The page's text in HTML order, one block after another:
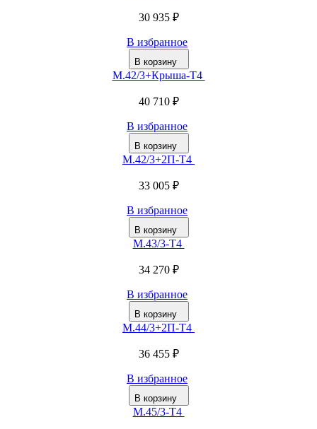
30 935 ₽
В избранное
В корзину
М.42/3+Крыша-Т4
40 710 ₽
В избранное
В корзину
М.42/3+2П-Т4
33 005 ₽
В избранное
В корзину
М.43/3-Т4
34 270 ₽
В избранное
В корзину
М.44/3+2П-Т4
36 455 ₽
В избранное
В корзину
М.45/3-Т4